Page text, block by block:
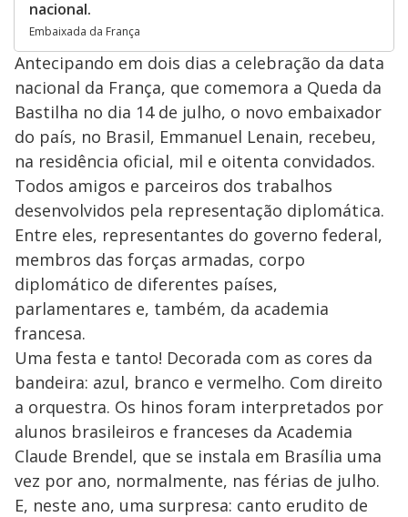
nacional.
Embaixada da França
Antecipando em dois dias a celebração da data
nacional da França, que comemora a Queda da
Bastilha no dia 14 de julho, o novo embaixador
do país, no Brasil, Emmanuel Lenain, recebeu,
na residência oficial, mil e oitenta convidados.
Todos amigos e parceiros dos trabalhos
desenvolvidos pela representação diplomática.
Entre eles, representantes do governo federal,
membros das forças armadas, corpo
diplomático de diferentes países,
parlamentares e, também, da academia
francesa.
Uma festa e tanto! Decorada com as cores da
bandeira: azul, branco e vermelho. Com direito
a orquestra. Os hinos foram interpretados por
alunos brasileiros e franceses da Academia
Claude Brendel, que se instala em Brasília uma
vez por ano, normalmente, nas férias de julho.
E, neste ano, uma surpresa: canto erudito de